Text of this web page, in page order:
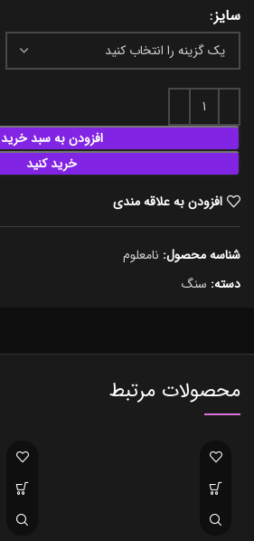
سایز
افزودن به سبد خرید
خرید کنید
افزودن به علاقه مندی
شناسه محصول: نامعلوم
دسته: سنگ
محصولات مرتبط